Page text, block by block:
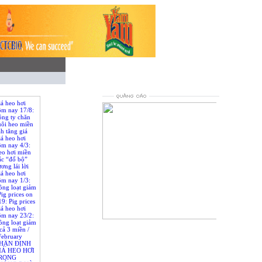
heo hơi
nay 17/8:
ty chăn
heo miền
tăng giá
prices
2019:
farming
pig price
we
heo hơi
nay 4/3:
hơi miền
“đổ bộ”
lái lời
on March
were
North to
traders
heo hơi
nay 1/3:
loạt giảm
prices on
Pig prices
of
heo hơi
nay 23/2:
loạt giảm
3 miền /
prices (live
all 3
ĐỊNH
HEO HƠI